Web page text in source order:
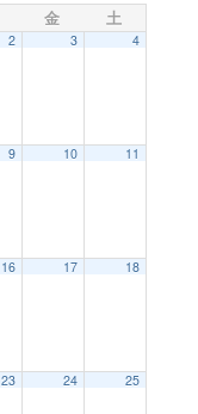
金 土
2 3 4
9 10 11
16 17 18
23 24 25